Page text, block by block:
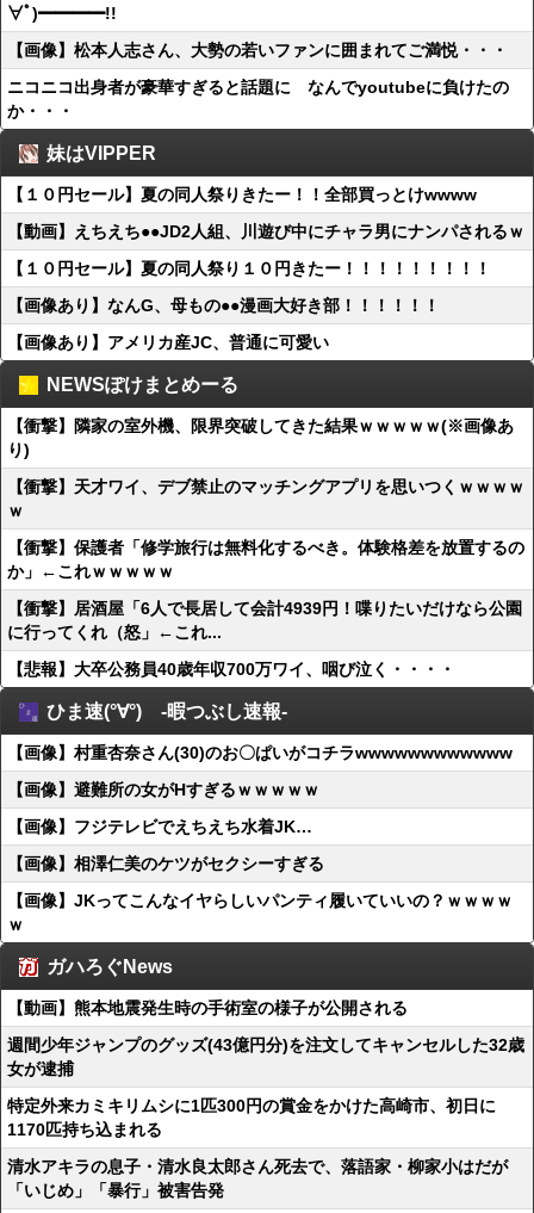
∀ﾟ)━━━━!!
【画像】松本人志さん、大勢の若いファンに囲まれてご満悦・・・
ニコニコ出身者が豪華すぎると話題に なんでyoutubeに負けたの
か・・・
妹はVIPPER
【１０円セール】夏の同人祭りきたー！！全部買っとけwwww
【動画】えちえち●●JD2人組、川遊び中にチャラ男にナンパされるｗ
【１０円セール】夏の同人祭り１０円きたー！！！！！！！！！
【画像あり】なんG、母もの●●漫画大好き部！！！！！！
【画像あり】アメリカ産JC、普通に可愛い
NEWSぽけまとめーる
【衝撃】隣家の室外機、限界突破してきた結果ｗｗｗｗｗ(※画像あ
り)
【衝撃】天才ワイ、デブ禁止のマッチングアプリを思いつくｗｗｗｗ
ｗ
【衝撃】保護者「修学旅行は無料化するべき。体験格差を放置するの
か」←これｗｗｗｗｗ
【衝撃】居酒屋「6人で長居して会計4939円！喋りたいだけなら公園
に行ってくれ（怒」←これ...
【悲報】大卒公務員40歳年収700万ワイ、咽び泣く・・・・
ひま速(°∀°) -暇つぶし速報-
【画像】村重杏奈さん(30)のお〇ぱいがコチラwwwwwwwwwwww
【画像】避難所の女がHすぎるｗｗｗｗｗ
【画像】フジテレビでえちえち水着JK…
【画像】相澤仁美のケツがセクシーすぎる
【画像】JKってこんなイヤらしいパンティ履いていいの？ｗｗｗｗ
ｗ
ガハろぐNews
【動画】熊本地震発生時の手術室の様子が公開される
週間少年ジャンプのグッズ(43億円分)を注文してキャンセルした32歳
女が逮捕
特定外来カミキリムシに1匹300円の賞金をかけた高崎市、初日に
1170匹持ち込まれる
清水アキラの息子・清水良太郎さん死去で、落語家・柳家小はだが
「いじめ」「暴行」被害告発